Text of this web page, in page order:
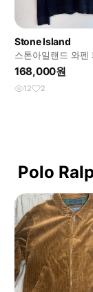
Stone Island
스톤아일랜드 와펜
비 코튼 브이넥 슬리
168,000원
12 2
Polo